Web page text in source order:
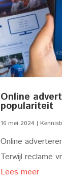
Online
populariteit
16 mei 2024 |
Online
Terwijl reclame
Lees meer